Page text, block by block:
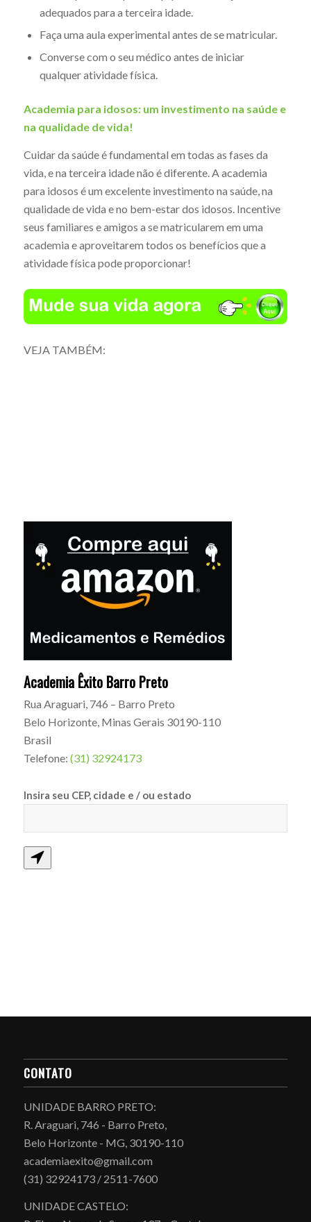
adequados para a terceira idade.
Faça uma aula experimental antes de se matricular.
Converse com o seu médico antes de iniciar
qualquer atividade física.
Academia para idosos: um investimento na saúde e
na qualidade de vida!
Cuidar da saúde é fundamental em todas as fases da
vida, e na terceira idade não é diferente. A academia
para idosos é um excelente investimento na saúde, na
qualidade de vida e no bem-estar dos idosos. Incentive
seus familiares e amigos a se matricularem em uma
academia e aproveitarem todos os benefícios que a
atividade física pode proporcionar!
VEJA TAMBÉM:
Academia Êxito Barro Preto
Rua Araguari, 746 – Barro Preto
Belo Horizonte, Minas Gerais 30190-110
Brasil
Telefone: (31) 32924173
Insira seu CEP, cidade e / ou estado
CONTATO
UNIDADE BARRO PRETO:
R. Araguari, 746 - Barro Preto,
Belo Horizonte - MG, 30190-110
academiaexito@gmail.com
(31) 32924173 / 2511-7600
UNIDADE CASTELO: